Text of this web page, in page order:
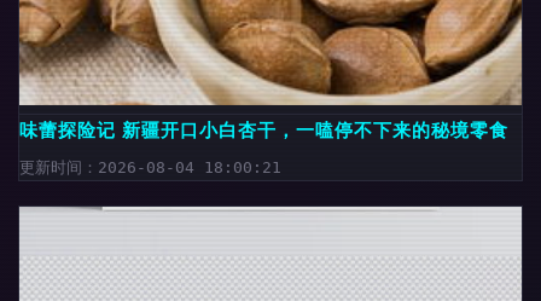
味蕾探险记 新疆开口小白杏干，一嗑停不下来的秘境零食
更新时间：2026-08-04 18:00:21